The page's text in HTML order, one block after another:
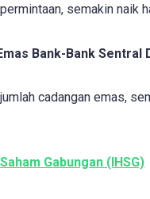
semakin naik
Bank-Bank Sentral
cadangan emas,
Gabungan (IHSG)